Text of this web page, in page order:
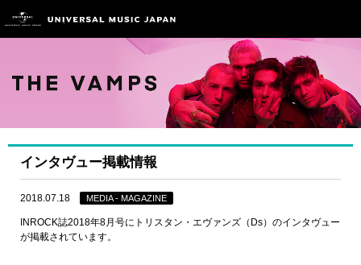
インタヴュー掲載情報
2018.07.18 MEDIA - MAGAZINE
INROCK誌2018年8月号にトリスタン・エヴァンズ（Ds）のインタヴュー
が掲載されています。